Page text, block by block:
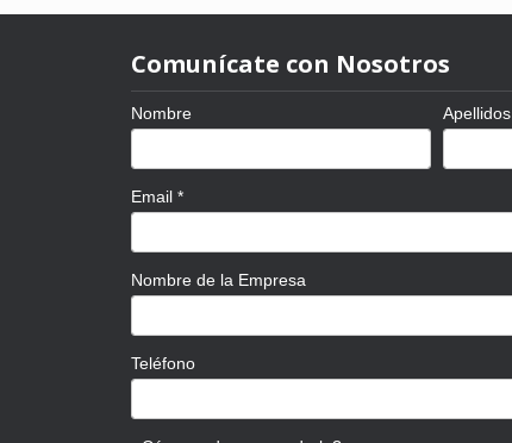
Comunícate con Nosotros
Nombre Apellidos
Email *
Nombre de la Empresa
Teléfono